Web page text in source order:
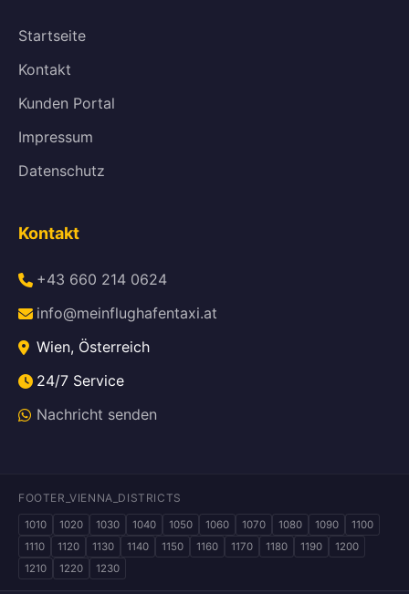
Startseite
Kontakt
Kunden Portal
Impressum
Datenschutz
Kontakt
+43 660 214 0624
info@meinflughafentaxi.at
Wien, Österreich
24/7 Service
Nachricht senden
FOOTER_VIENNA_DISTRICTS
1010 1020 1030 1040 1050 1060 1070 1080 1090
1100
1110
1120 1130 1140 1150 1160 1170 1180 1190
1200
1210
1220 1230